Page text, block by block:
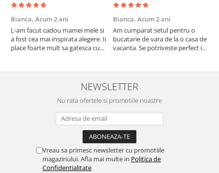
Bianca, Acum 2 ani
L-am facut cadou mamei mele si
a fost cea mai inspirata alegere. Ii
place foarte mult sa gatesca cu
cratita...ma gandesc serios sa imi
cumpar si eu! Recomand mult !
Bianca, Acum 2 ani
Am cumparat setul pentru o
bucatarie de vara de la o casa de
vacanta. Se potriveste perfect in
buna, recomand cu drag !
NEWSLETTER
Nu rata ofertele si promotiile noastre
Vreau sa primesc newsletter cu promotiile
magazinului. Afla mai multe in Politica de
Confidentialitate